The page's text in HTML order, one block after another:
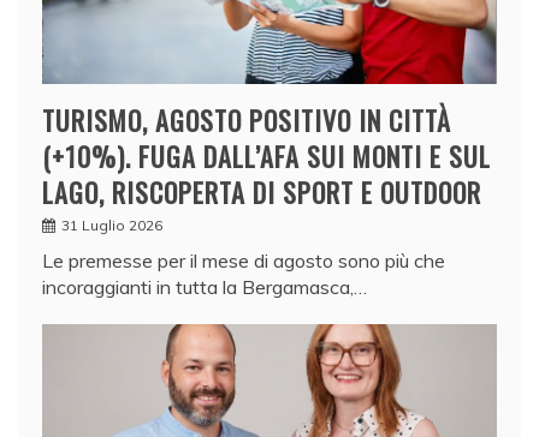
TURISMO, AGOSTO POSITIVO IN CITTÀ
(+10%). FUGA DALL’AFA SUI MONTI E SUL
LAGO, RISCOPERTA DI SPORT E OUTDOOR
31 Luglio 2026
Le premesse per il mese di agosto sono più che
incoraggianti in tutta la Bergamasca,…